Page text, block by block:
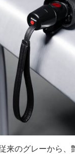
来のグレーから、